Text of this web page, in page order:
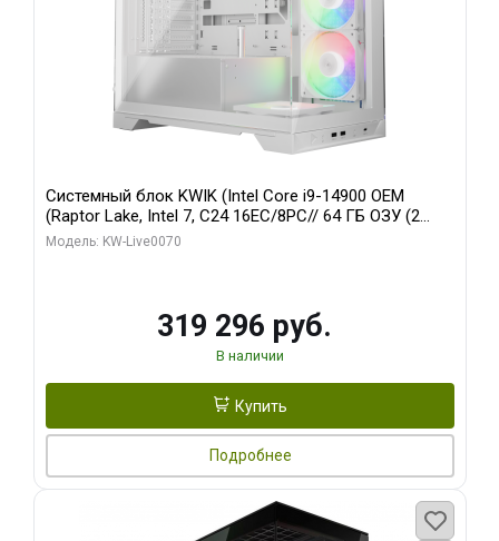
Системный блок KWIK (Intel Core i9-14900 OEM
(Raptor Lake, Intel 7, C24 16EC/8PC// 64 ГБ ОЗУ (2
модуля)/ Gigabyte RTX5080 XTREME WATERFORCE
Модель: KW-Live0070
319 296 руб.
В наличии
Купить
Подробнее